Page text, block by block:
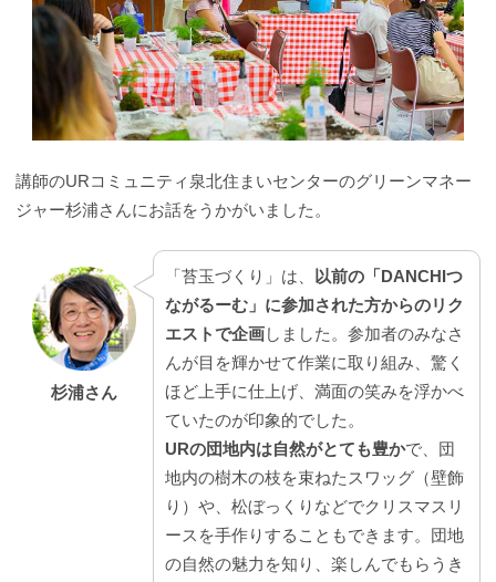
講師のURコミュニティ泉北住まいセンターのグリーンマネー
ジャー杉浦さんにお話をうかがいました。
杉浦さん
「苔玉づくり」は、
以前の「DANCHIつ
ながるーむ」に参加された方からのリク
エストで企画しました。参加者のみなさ
んが目を輝かせて作業に取り組み、驚く
ほど上手に仕上げ、満面の笑みを浮かべ
ていたのが印象的でした。
URの団地内は自然がとても豊かで、団
地内の樹木の枝を束ねたスワッグ（壁飾
り）や、松ぼっくりなどでクリスマスリ
ースを手作りすることもできます。団地
の自然の魅力を知り、楽しんでもらうき